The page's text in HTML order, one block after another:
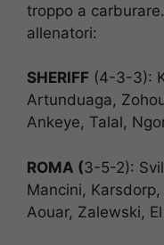
troppo a
allenatori:
SHERIFF (4-3-3):
Artunduaga,
Ankeye, Talal,
ROMA (3-5-2):
Mancini,
Aouar, Zalewski,